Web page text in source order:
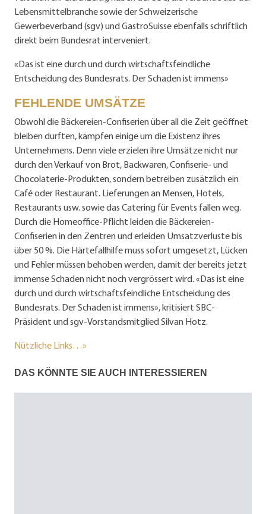
Lebensmittelbranche sowie der Schweizerische
Gewerbeverband (sgv) und GastroSuisse ebenfalls schriftlich
direkt beim Bundesrat interveniert.
«Das ist eine durch und durch wirtschaftsfeindliche
Entscheidung des Bundesrats. Der Schaden ist immens»
FEHLENDE UMSÄTZE
Obwohl die Bäckereien-Confiserien über all die Zeit geöffnet
bleiben durften, kämpfen einige um die Existenz ihres
Unternehmens. Denn viele erzielen ihre Umsätze nicht nur
durch den Verkauf von Brot, Backwaren, Confiserie- und
Chocolaterie-Produkten, sondern betreiben zusätzlich ein
Café oder Restaurant. Lieferungen an Mensen, Hotels,
Restaurants usw. sowie das Catering für Events fallen weg.
Durch die Homeoffice-Pflicht leiden die Bäckereien-
Confiserien in den Zentren und erleiden Umsatzverluste bis
über 50 %. Die Härtefallhilfe muss sofort umgesetzt, Lücken
und Fehler müssen behoben werden, damit der bereits jetzt
immense Schaden nicht noch vergrössert wird. «Das ist eine
durch und durch wirtschaftsfeindliche Entscheidung des
Bundesrats. Der Schaden ist immens», kritisiert SBC-
Präsident und sgv-Vorstandsmitglied Silvan Hotz.
Nützliche Links…»
DAS KÖNNTE SIE AUCH INTERESSIEREN